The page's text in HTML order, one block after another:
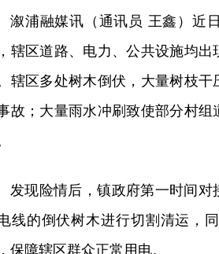
溆浦融媒讯（通讯员 王鑫）近
辖区道路、电力、公共设施均
辖区多处树木倒伏，大量树枝
故；大量雨水冲刷致使部分村
发现险情后，镇政府第一时间
线的倒伏树木进行切割清运，
保障辖区群众正常用电。